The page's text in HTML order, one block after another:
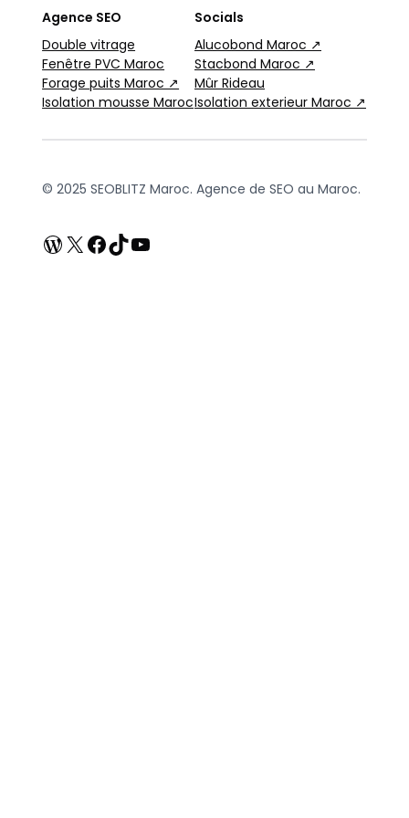
Agence SEO
Double vitrage
Fenêtre PVC Maroc
Forage puits Maroc ↗
Isolation mousse Maroc
Socials
Alucobond Maroc ↗
Stacbond Maroc ↗
Mûr Rideau
Isolation exterieur Maroc ↗
© 2025 SEOBLITZ Maroc. Agence de SEO au Maroc.
WordPress
X Facebook
TikTokYouTube